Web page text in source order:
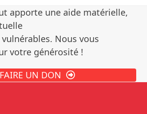
apporte une aide matérielle,
Nous vous
votre générosité !
FAIRE UN DON